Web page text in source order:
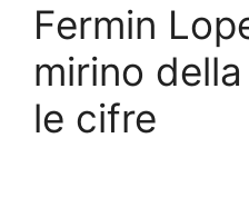
Fermin
mirino
le cifre